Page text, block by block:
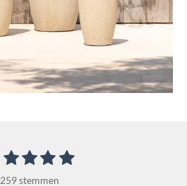
2
s
3
s
4
s
5
s
S
259 stemmen